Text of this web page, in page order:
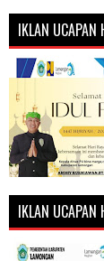
IKLAN UCAPAN
IKLAN UCAPAN